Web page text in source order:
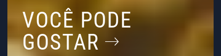
VOCÊ PODE
GOSTAR